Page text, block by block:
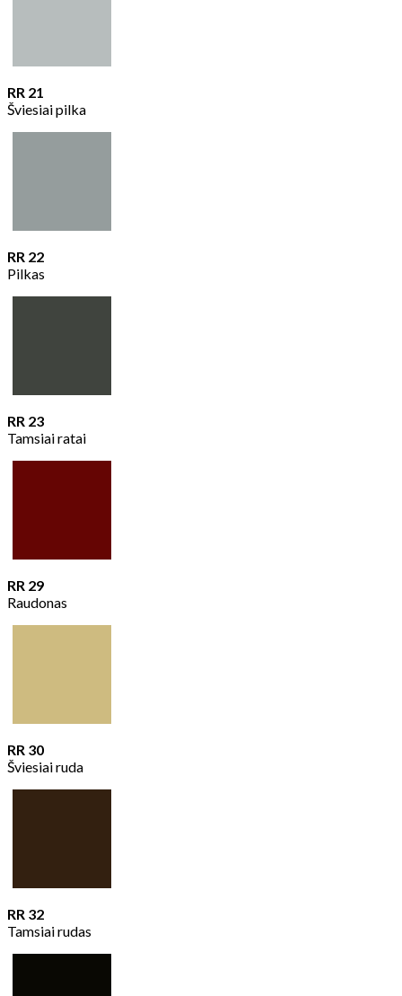
RR 21
Šviesiai pilka
RR 22
Pilkas
RR 23
Tamsiai ratai
RR 29
Raudonas
RR 30
Šviesiai ruda
RR 32
Tamsiai rudas